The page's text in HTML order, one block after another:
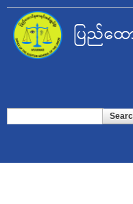
Skip
ပြည်ထေ
Search form